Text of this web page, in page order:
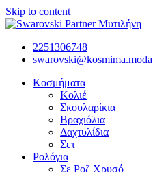
Skip to content
2251306748
swarovski@kosmima.moda
Κοσμήματα
Κολιέ
Σκουλαρίκια
Βραχιόλια
Δαχτυλίδια
Σετ
Ρολόγια
Σε Ροζ Χρυσό